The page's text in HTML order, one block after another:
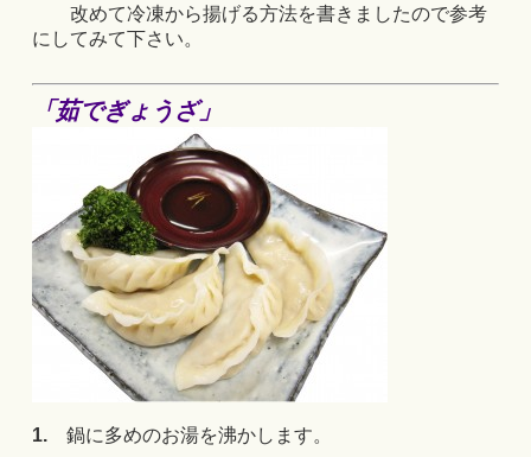
改めて冷凍から揚げる方法を書きましたので参考
にしてみて下さい。
「茹でぎょうざ」
1.鍋に多めのお湯を沸かします。